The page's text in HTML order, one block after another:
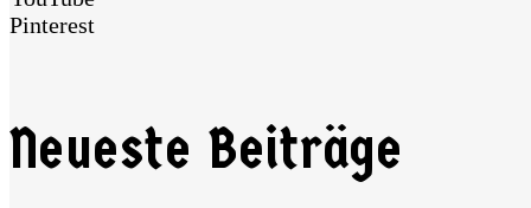
Pinterest
Neueste Beiträge